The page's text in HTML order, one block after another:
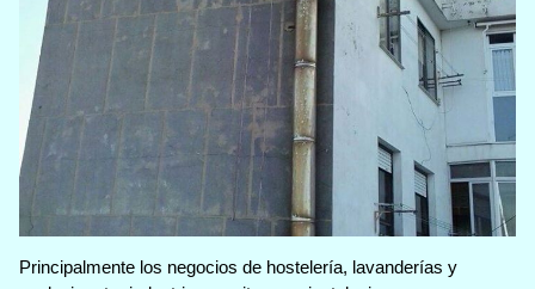
Principalmente los negocios de hostelería, lavanderías y